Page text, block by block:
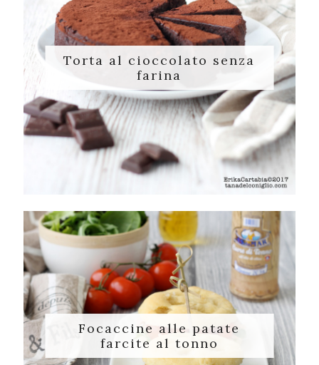
Torta al cioccolato senza
farina
Focaccine alle patate
farcite al tonno